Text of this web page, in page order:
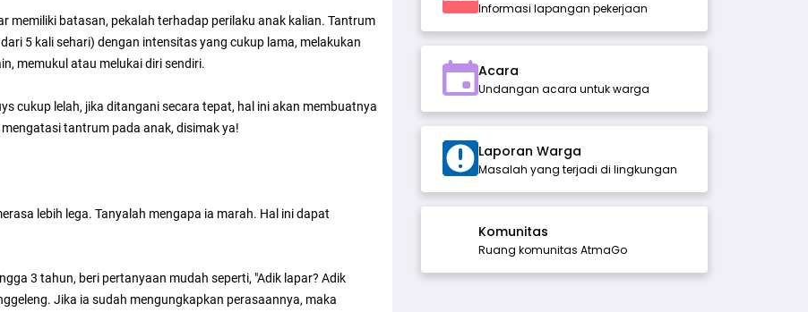
batasan, pekalah terhadap perilaku anak kalian. Tantrum
5 kali sehari) dengan intensitas yang cukup lama, melakukan
memukul atau melukai diri sendiri.
cukup lelah, jika ditangani secara tepat, hal ini akan membuatnya
tantrum pada anak, disimak ya!
lebih lega. Tanyalah mengapa ia marah. Hal ini dapat
3 tahun, beri pertanyaan mudah seperti, "Adik lapar? Adik
Jika ia sudah mengungkapkan perasaannya, maka
Informasi lapangan pekerjaan
Acara
Undangan acara untuk warga
Laporan Warga
Masalah yang terjadi di lingkungan
Komunitas
Ruang komunitas AtmaGo